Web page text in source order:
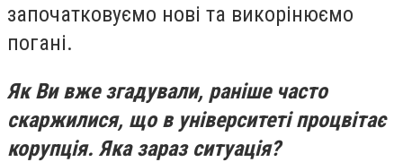
започатковуємо нові та викорінюємо
погані.
Як Ви вже згадували, раніше часто
скаржилися, що в університеті процвітає
корупція. Яка зараз ситуація?